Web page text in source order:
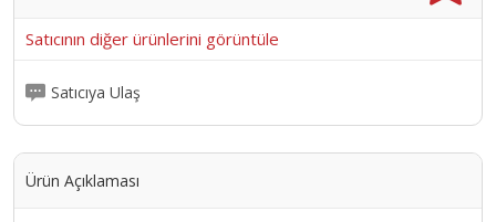
Satıcının diğer ürünlerini görüntüle
Satıcıya Ulaş
Ürün Açıklaması